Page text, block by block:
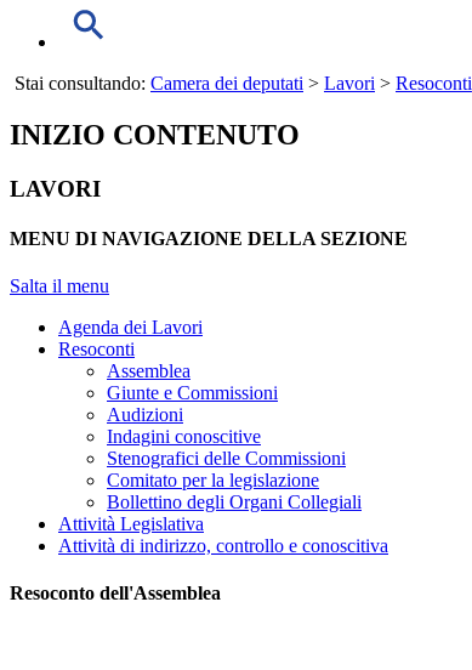
Stai consultando: Camera dei deputati > Lavori > Resoconti
INIZIO CONTENUTO
LAVORI
MENU DI NAVIGAZIONE DELLA SEZIONE
Salta il menu
Agenda dei Lavori
Resoconti
Assemblea
Giunte e Commissioni
Audizioni
Indagini conoscitive
Stenografici delle Commissioni
Comitato per la legislazione
Bollettino degli Organi Collegiali
Attività Legislativa
Attività di indirizzo, controllo e conoscitiva
Resoconto dell'Assemblea